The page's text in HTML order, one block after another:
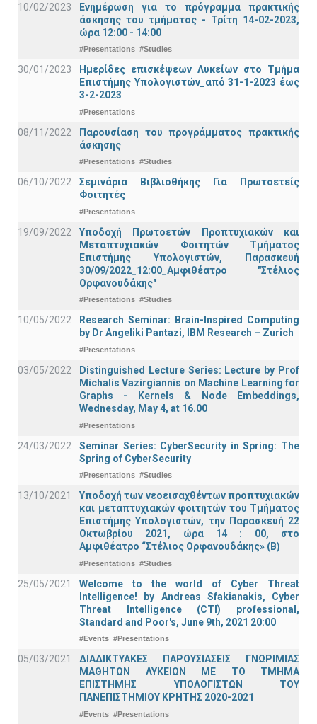
10/02/2023
Ενημέρωση για το πρόγραμμα πρακτικής
άσκησης του τμήματος - Τρίτη 14-02-2023,
ώρα 12:00 - 14:00
#Presentations #Studies
30/01/2023
Ημερίδες επισκέψεων Λυκείων στο Τμήμα
Επιστήμης Υπολογιστών_από 31-1-2023 έως
3-2-2023
#Presentations
08/11/2022
Παρουσίαση του προγράμματος πρακτικής
άσκησης
#Presentations #Studies
06/10/2022
Σεμινάρια Βιβλιοθήκης Για Πρωτοετείς
Φοιτητές
#Presentations
19/09/2022
Υποδοχή Πρωτοετών Προπτυχιακών και
Μεταπτυχιακών Φοιτητών Τμήματος
Επιστήμης Υπολογιστών, Παρασκευή
30/09/2022_12:00_Αμφιθέατρο "Στέλιος
Ορφανουδάκης"
#Presentations #Studies
10/05/2022
Research Seminar: Brain-Inspired Computing
by Dr Angeliki Pantazi, IBM Research – Zurich
#Presentations
03/05/2022
Distinguished Lecture Series: Lecture by Prof
Michalis Vazirgiannis on Machine Learning for
Graphs - Kernels & Νode Εmbeddings,
Wednesday, May 4, at 16.00
#Presentations
24/03/2022
Seminar Series: CyberSecurity in Spring: The
Spring of CyberSecurity
#Presentations #Studies
13/10/2021
Υποδοχή των νεοεισαχθέντων προπτυχιακών
και μεταπτυχιακών φοιτητών του Τμήματος
Επιστήμης Υπολογιστών, την Παρασκευή 22
Οκτωβρίου 2021, ώρα 14 : 00, στο
Αμφιθέατρο “Στέλιος Ορφανουδάκης» (Β)
#Presentations #Studies
25/05/2021
Welcome to the world of Cyber Threat
Intelligence! by Andreas Sfakianakis, Cyber
Threat Intelligence (CTI) professional,
Standard and Poor's, June 9th, 2021 20:00
#Events #Presentations
05/03/2021
ΔΙΑΔΙΚΤΥΑΚΕΣ ΠΑΡΟΥΣΙΑΣΕΙΣ ΓΝΩΡΙΜΙΑΣ
ΜΑΘΗΤΩΝ ΛΥΚΕΙΩΝ ΜΕ ΤΟ ΤΜΗΜΑ
ΕΠΙΣΤΗΜΗΣ ΥΠΟΛΟΓΙΣΤΩΝ ΤΟΥ
ΠΑΝΕΠΙΣΤΗΜΙΟΥ ΚΡΗΤΗΣ 2020-2021
#Events #Presentations